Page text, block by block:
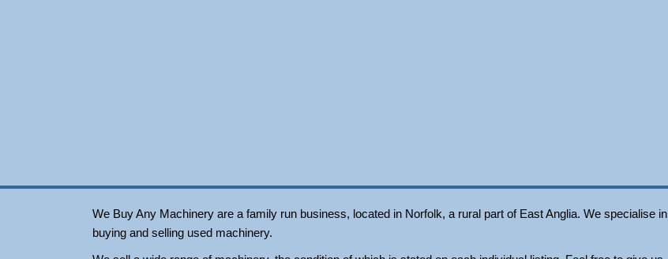
We Buy Any Machinery are a family run business, located in Norfolk, a rural part of East Anglia. We specialise in
buying and selling used machinery.